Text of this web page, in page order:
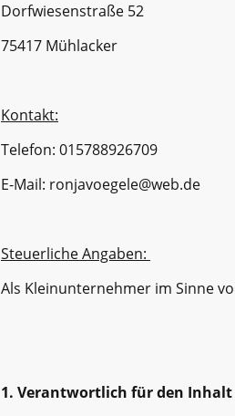
Dorfwiesenstraße 52
75417 Mühlacker
Kontakt:
Telefon: 015788926709
E-Mail: ronjavoegele@web.de
Steuerliche Angaben:
Als Kleinunternehmer im Sinne
1. Verantwortlich für den Inhalt